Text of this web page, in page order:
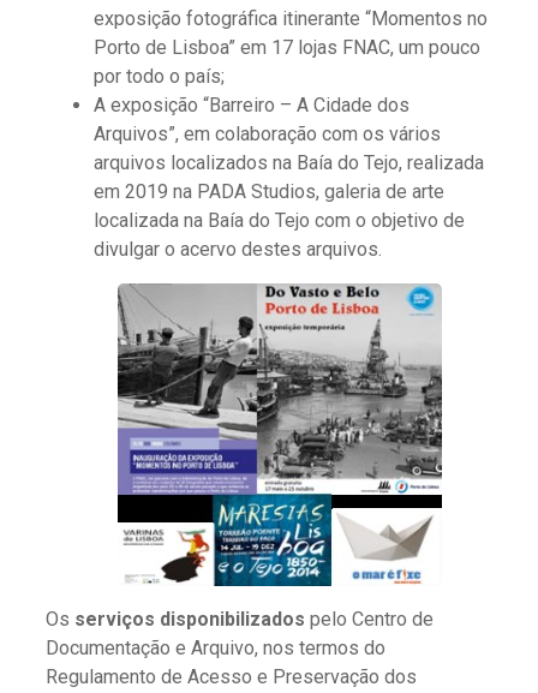
exposição fotográfica itinerante “Momentos no
Porto de Lisboa” em 17 lojas FNAC, um pouco
por todo o país;
A exposição “Barreiro – A Cidade dos
Arquivos”, em colaboração com os vários
arquivos localizados na Baía do Tejo, realizada
em 2019 na PADA Studios, galeria de arte
localizada na Baía do Tejo com o objetivo de
divulgar o acervo destes arquivos.
Os serviços disponibilizados pelo Centro de
Documentação e Arquivo, nos termos do
Regulamento de Acesso e Preservação dos